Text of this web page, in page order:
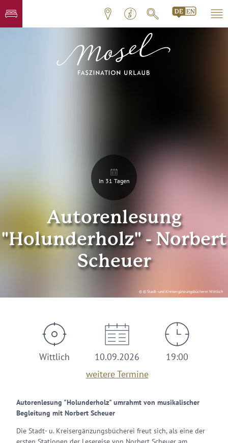
© © Stadt- und Kreisergänzungsbücherei Wittlich
In 31 Tagen
Autorenlesung
"Holunderholz" - Norbert
Scheuer
Wittlich
10.09.2026
weitere Termine
19:00
Autorenlesung "Holunderholz" umrahmt von musikalischer
Begleitung mit Norbert Scheuer
Die Stadt- u. Kreisergänzungsbücherei freut sich, als eine der